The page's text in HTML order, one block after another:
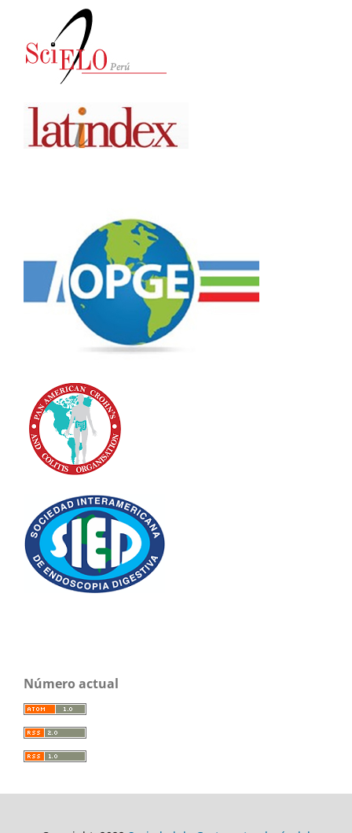
Número actual